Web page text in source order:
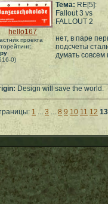
hello167
проекта
0)
Тема: RE[5]:
Fallout 3 vs
FALLOUT 2
нет, в паре
подсчеты
думать совсем
Design will save the world.
1 ... 3 ... 8 9 10 11 12 13